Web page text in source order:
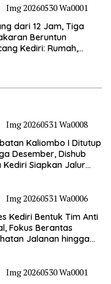
dari 12 Jam, Tiga
Beruntun
Kediri: Rumah,
Kaliombo I Ditutup
Desember, Dishub
Kediri Siapkan Jalur
Kediri Bentuk Tim Anti
Fokus Berantas
Jalanan hingga